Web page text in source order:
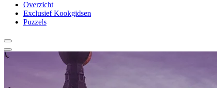
Overzicht
Exclusief Kookgidsen
Puzzels